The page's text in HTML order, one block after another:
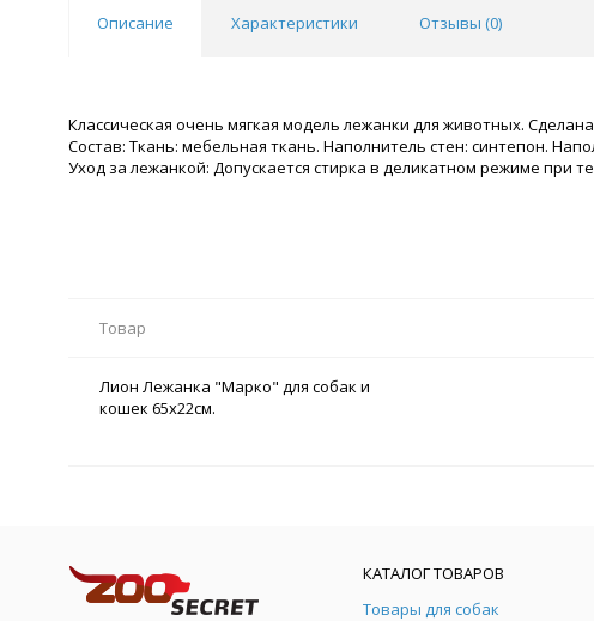
Описание Характеристики Отзывы (0)
Классическая очень мягкая модель лежанки для животных.
Состав: Ткань: мебельная ткань. Наполнитель стен: синтепон.
Уход за лежанкой: Допускается стирка в деликатном режиме при
Товар
Лион Лежанка "Марко" для собак и
кошек 65х22см.
КАТАЛОГ ТОВАРОВ
Товары для собак